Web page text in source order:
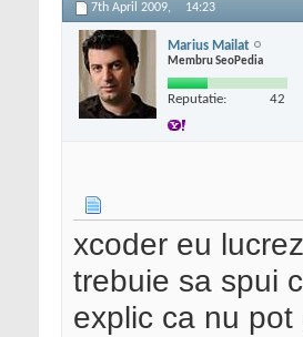
7th April 2009, 14:23
Marius Mailat
Membru SeoPedia
Reputatie: 42
xcoder eu
trebuie sa spui
explic ca nu